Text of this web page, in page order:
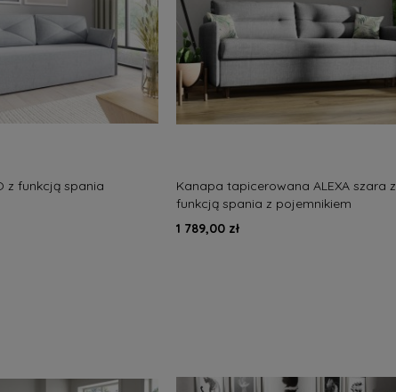
z funkcją spania
Kanapa tapicerowana ALEXA szara z
funkcją spania z pojemnikiem
1 789,00 zł